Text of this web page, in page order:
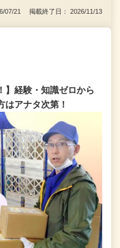
07/21 掲載終了日： 2026/11/13
】経験・知識ゼロから
はアナタ次第！